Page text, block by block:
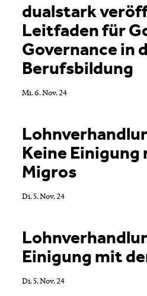
dualstark
Leitfaden für
Governance in
Berufsbildung
Mi. 6. Nov. 24
Keine Einigung
Migros
Di. 5. Nov. 24
Einigung mit
Di. 5. Nov. 24